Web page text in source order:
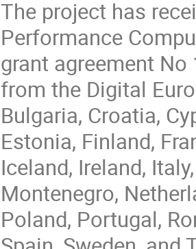
The project has
Performance
grant agreement
from the Digital
Bulgaria, Croatia,
Estonia, Finland,
Iceland, Ireland,
Montenegro,
Poland, Portugal,